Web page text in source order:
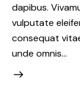
dapibus.
vulputate
consequat
unde omnis…